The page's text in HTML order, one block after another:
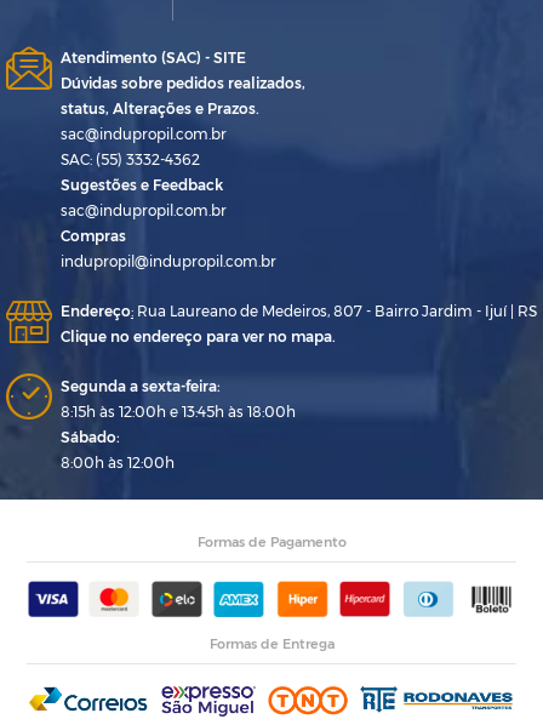
Atendimento (SAC) - SITE
Dúvidas sobre pedidos realizados,
status, Alterações e Prazos.
sac@indupropil.com.br
SAC: (55) 3332-4362
Sugestões e Feedback
sac@indupropil.com.br
Compras
indupropil@indupropil.com.br
Endereço: Rua Laureano de Medeiros, 807 - Bairro Jardim - Ijuí | RS
Clique no endereço para ver no mapa.
Segunda a sexta-feira:
8:15h às 12:00h e 13:45h às 18:00h
Sábado:
8:00h às 12:00h
Formas de Pagamento
Formas de Entrega